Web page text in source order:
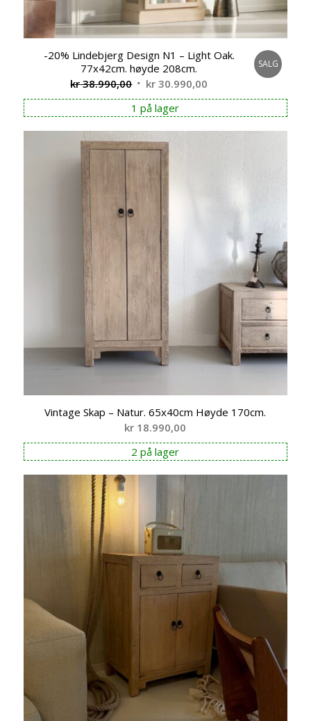
-20% Lindebjerg Design N1 – Light Oak.
77x42cm. høyde 208cm.
kr38.990,00 Opprinnelig
pris
var:
kr 38.990,00.
kr 30.990,00 Nåværende
pris
er:
kr 30.990,00.
SALG
1 på lager
Vintage Skap – Natur. 65x40cm Høyde 170cm.
kr 18.990,00
2 på lager